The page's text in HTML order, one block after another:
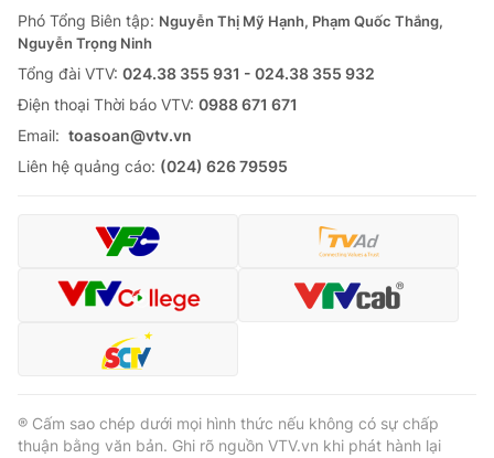
VTV4
VTV9 VTV8
Liên hệ tòa soạn English
THỜI BÁO VTV
Cơ quan chủ quản:Đài Truyền hình Việt Nam
Phó Tổng Biên tập: Nguyễn Thị Mỹ Hạnh, Phạm Quốc Thắng,
Nguyễn Trọng Ninh
Tổng đài VTV: 024.38 355 931 - 024.38 355 932
Ðiện thoại Thời báo VTV: 0988 671 671
Email: toasoan@vtv.vn
Liên hệ quảng cáo: (024) 626 79595
® Cấm sao chép dưới mọi hình thức nếu không có sự chấp
thuận bằng văn bản. Ghi rõ nguồn VTV.vn khi phát hành lại